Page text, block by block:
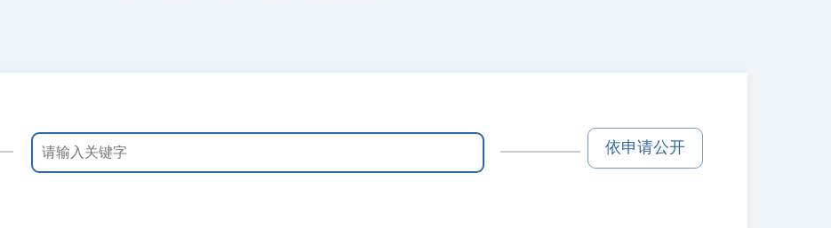
依申请公开